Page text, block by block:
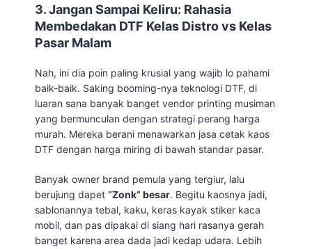
3. Jangan Sampai Keliru: Rahasia
Membedakan DTF Kelas Distro vs Kelas
Pasar Malam
Nah, ini dia poin paling krusial yang wajib lo pahami
baik-baik. Saking booming-nya teknologi DTF, di
luaran sana banyak banget vendor printing musiman
yang bermunculan dengan strategi perang harga
murah. Mereka berani menawarkan jasa cetak kaos
DTF dengan harga miring di bawah standar pasar.
Banyak owner brand pemula yang tergiur, lalu
berujung dapet “Zonk” besar. Begitu kaosnya jadi,
sablonannya tebal, kaku, keras kayak stiker kaca
mobil, dan pas dipakai di siang hari rasanya gerah
banget karena area dada jadi kedap udara. Lebih